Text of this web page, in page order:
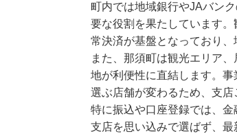
町内では地域銀行やJAバン
要な役割を果たしています
常決済が基盤となっており、
また、那須町は観光エリア
地が利便性に直結します。
選ぶ店舗が変わるため、支店
特に振込や口座登録では、
支店を思い込みで選ばず、